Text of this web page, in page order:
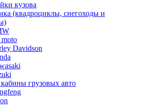
кузова
(квадроциклы, снегоходы и
Davidson
грузовых авто